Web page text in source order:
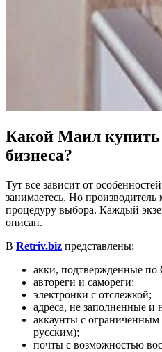
Какой Маил купить
бизнеса?
Тут все зависит от
занимаетесь. Но
процедуру выбора. Каждый
описан.
В Retriv.biz представлены:
акки, подтвержденные
автореги и самореги;
электронки с отслежкой;
адреса, не заполненные
аккаунты с
русским);
почты с возможностью